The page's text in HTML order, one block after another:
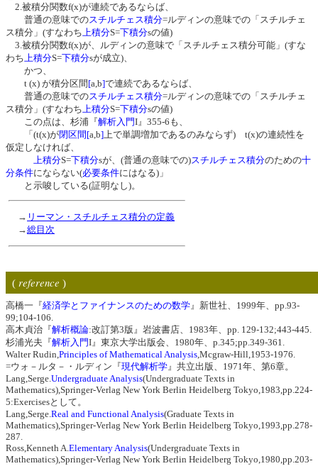
2.被積分関数f(x)が連続であるならば、
普通の意味でのスチルチェス積分=ルディンの意味での「スチルチェ
ス積分」(すなわち上積分S=下積分sの値)
3.被積分関数f(x)が、ルディンの意味で「スチルチェス積分可能」(すな
わち上積分S=下積分sが成立)、
かつ、
t (x) が積分区間 [a,b]で連続であるならば、
普通の意味でのスチルチェス積分=ルディンの意味での「スチルチェ
ス積分」(すなわち上積分S=下積分sの値)
この点は、杉浦『解析入門I』355-6も、
「(t(x)が閉区間 [a,b]上で単調増加であるのみならず) t(x)の連続性を
仮定しなければ、
上積分S=下積分sが、(普通の意味での)スチルチェス積分のための十
分条件にならない(必要条件にはなる)」
と示唆している(証明なし)。
→ リーマン・スチルチェス積分の定義
→総目次
(reference )
高橋一『経済学とファイナンスのための数学 』新世社、1999年、pp.93-
99;104-106.
高木貞治『解析概論:改訂第3版』岩波書店、1983年、pp. 129-132;443-445.
杉浦光夫『解析入門I』東京大学出版会、1980年、p.345;pp.349-361.
Walter Rudin, Principles of Mathematical Analysis ,Mcgraw-Hill,1953-1976.
=ウォ－ルタ－・ルディン『現代解析学 』共立出版、1971年、第6章。
Lang,Serge. Undergraduate Analysis(Undergraduate Texts in
Mathematics),Springer-Verlag New York Berlin Heidelberg Tokyo,1983,pp.224-
5:Exercisesとして。
Lang,Serge. Real and Functional Analysis(Graduate Texts in
Mathematics),Springer-Verlag New York Berlin Heidelberg Tokyo,1993,pp.278-
287.
Ross,Kenneth A. Elementary Analysis(Undergraduate Texts in
Mathematics),Springer-Verlag New York Berlin Heidelberg Tokyo,1980,pp.203-